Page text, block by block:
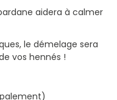
aidera à calmer
le démelage sera
vos hennés !